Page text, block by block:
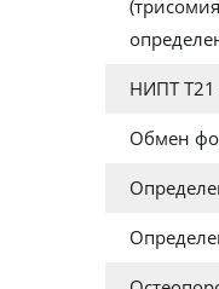
НИПТ Т21
Обмен